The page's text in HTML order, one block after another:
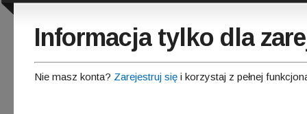
Informacja tylko dla
Nie masz konta? Zarejestruj się i korzystaj z pełnej